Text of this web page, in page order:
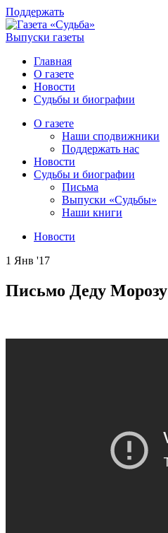
Поддержать
Выпуски газеты
Главная
О газете
Новости
Судьбы и биографии
О газете
Наши сподвижники
Поддержать нас
Новости
Судьбы и биографии
Письма
Выпуски «Судьбы»
Наши книги
Новости
1 Янв '17
Письмо Деду Морозу